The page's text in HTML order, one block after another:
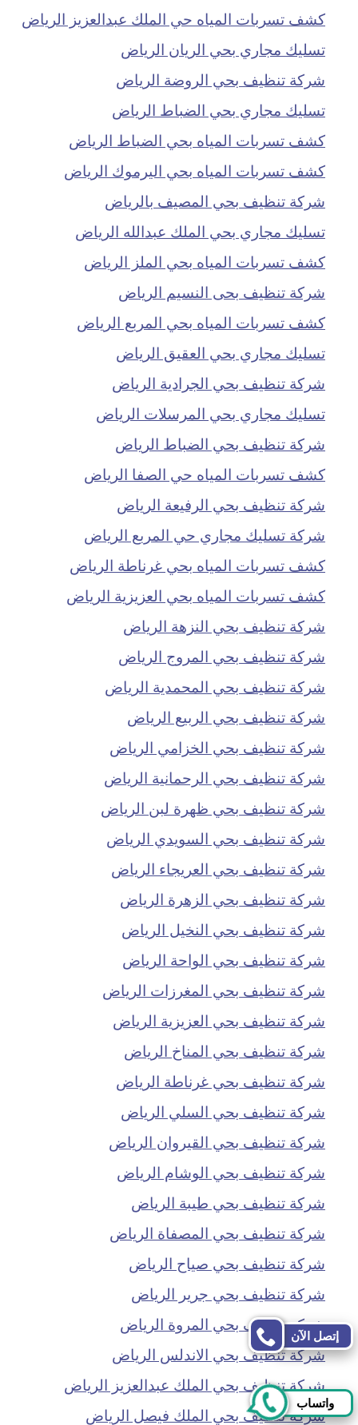
كشف تسربات المياه حي الملك عبدالعزيز الرياض
تسليك مجاري بحي الريان الرياض
شركة تنظيف بحي الروضة الرياض
تسليك مجاري بحي الضباط الرياض
كشف تسربات المياه بحي الضباط الرياض
كشف تسربات المياه بحي اليرموك الرياض
شركة تنظيف بحي المصيف بالرياض
تسليك مجاري بحي الملك عبدالله الرياض
كشف تسربات المياه بحي الملز الرياض
شركة تنظيف بحى النسيم الرياض
كشف تسربات المياه بحي المربع الرياض
تسليك مجاري بحي العقيق الرياض
شركة تنظيف بحي الجرادية الرياض
تسليك مجاري بحي المرسلات الرياض
شركة تنظيف بحي الضباط الرياض
كشف تسربات المياه حي الصفا الرياض
شركة تنظيف بحي الرفيعة الرياض
شركة تسليك مجاري حي المربع الرياض
كشف تسربات المياه بحي غرناطة الرياض
كشف تسربات المياه بحي العزيزية الرياض
شركة تنظيف بحي النزهة الرياض
شركة تنظيف بحي المروج الرياض
شركة تنظيف بحي المحمدية الرياض
شركة تنظيف بحي الربيع الرياض
شركة تنظيف بحي الخزامي الرياض
شركة تنظيف بحي الرحمانية الرياض
شركة تنظيف بحي ظهرة لبن الرياض
شركة تنظيف بحي السويدي الرياض
شركة تنظيف بحي العريجاء الرياض
شركة تنظيف بحي الزهرة الرياض
شركة تنظيف بحي النخيل الرياض
شركة تنظيف بحي الواحة الرياض
شركة تنظيف بحي المغرزات الرياض
شركة تنظيف بحي العزيزية الرياض
شركة تنظيف بحي المناخ الرياض
شركة تنظيف بحي غرناطة الرياض
شركة تنظيف بحي السلي الرياض
شركة تنظيف بحي القيروان الرياض
شركة تنظيف بحي الوشام الرياض
شركة تنظيف بحي طيبة الرياض
شركة تنظيف بحي المصفاة الرياض
شركة تنظيف بحي صياح الرياض
شركة تنظيف بحي جرير الرياض
شركة تنظيف بحي المروة الرياض
شركة تنظيف بحي الاندلس الرياض
شركة تنظيف بحي الملك عبدالعزيز الرياض
شركة تنظيف بحي الملك فيصل الرياض
إتصل الآن
واتساب